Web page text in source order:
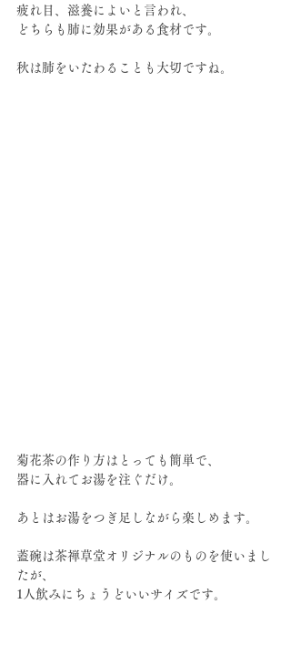
疲れ目、滋養によいと言われ、
どちらも肺に効果がある食材です。
秋は肺をいたわることも大切ですね。
菊花茶の作り方はとっても簡単で、
器に入れてお湯を注ぐだけ。
あとはお湯をつぎ足しながら楽しめます。
蓋碗は茶禅草堂オリジナルのものを使いまし
たが、
1人飲みにちょうどいいサイズです。